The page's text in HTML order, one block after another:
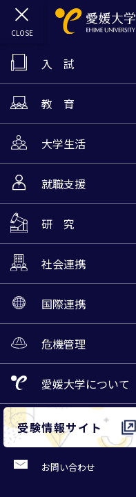
入 試
教 育
大学生活
就職支援
研 究
社会連携
国際連携
危機管理
愛媛大学について
受験情報サイト
お問い合わせ